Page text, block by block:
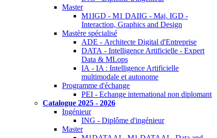
Master
M1IGD - M1 DAIIG - Maj. IGD -
Interaction, Graphics and Design
Mastère spécialisé
ADE - Architecte Digital d'Entreprise
DATA - Intelligence Artificielle - Expert
Data & MLops
IA - IA : Intelligence Artificielle
multimodale et autonome
Programme d'échange
PEI - Echange international non diplomant
Catalogue 2025 - 2026
Ingénieur
ING - Diplôme d'ingénieur
Master